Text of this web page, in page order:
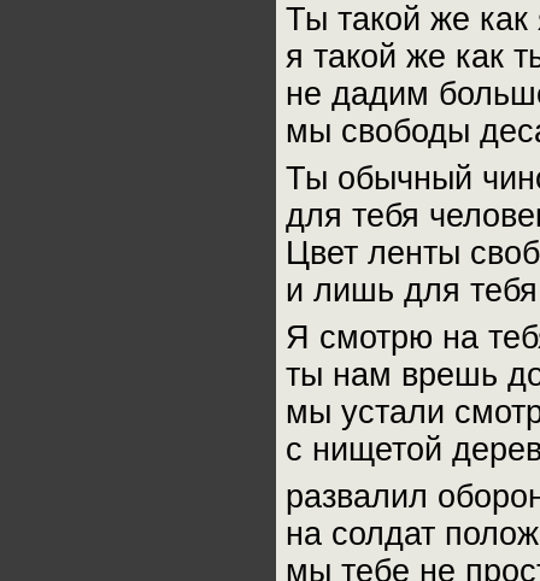
Ты такой же как
я такой же как
не дадим
мы свободы
Ты обычный
для тебя
Цвет ленты
и лишь для
Я смотрю на
ты нам врешь
мы устали
с нищетой
развалил
на солдат
мы тебе не